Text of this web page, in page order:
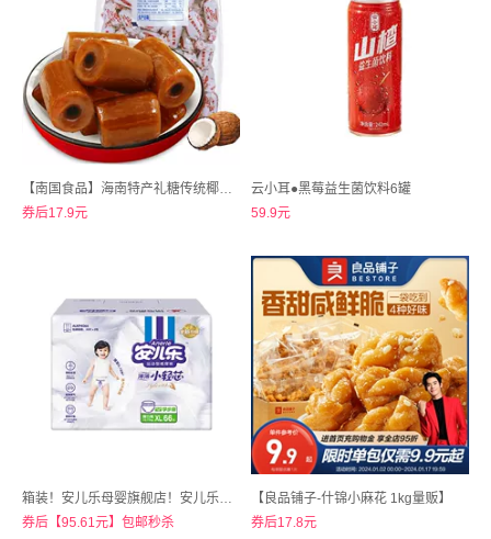
【南国食品】海南特产礼糖传统椰子糖500g
券后17.9元
云小耳●黑莓益生菌饮料6罐
59.9元
箱装！安儿乐母婴旗舰店！安儿乐小轻芯拉拉裤L-3XL
券后【95.61元】包邮秒杀
【良品铺子-什锦小麻花 1kg量贩】
券后17.8元